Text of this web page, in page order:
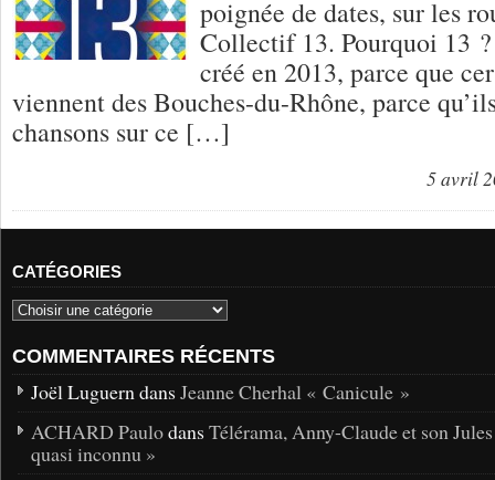
poignée de dates, sur les
Collectif 13. Pourquoi 13 ?
créé en 2013, parce que
viennent des Bouches-du-Rhône, parce
chansons sur ce […]
5 avril
CATÉGORIES
COMMENTAIRES RÉCENTS
Joël Luguern dans Jeanne Cherhal « Canicule »
ACHARD Paulodans Télérama, Anny-Claude et son
quasi inconnu »